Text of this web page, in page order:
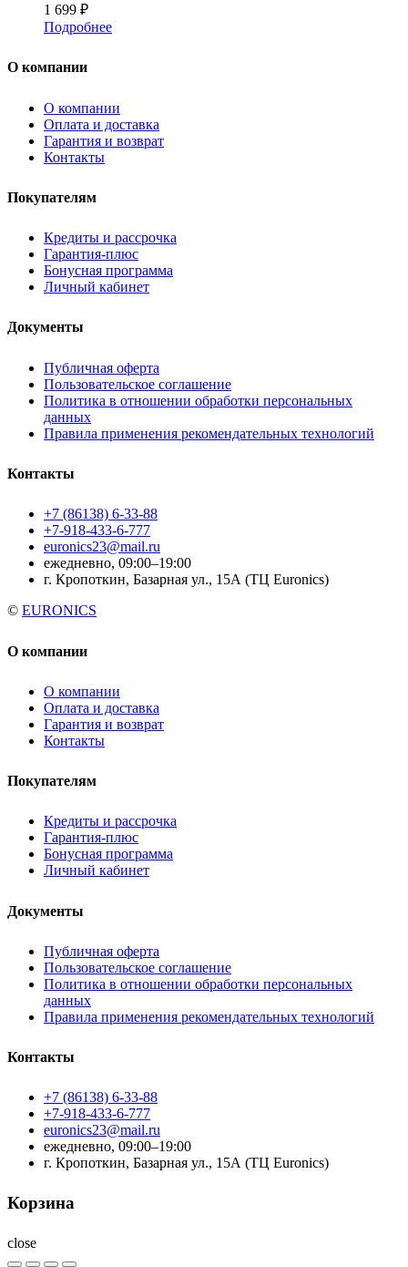
1 699 ₽
Подробнее
О компании
О компании
Оплата и доставка
Гарантия и возврат
Контакты
Покупателям
Кредиты и рассрочка
Гарантия-плюс
Бонусная программа
Личный кабинет
Документы
Публичная оферта
Пользовательское соглашение
Политика в отношении обработки персональных
данных
Правила применения рекомендательных технологий
Контакты
+7 (86138) 6-33-88
+7-918-433-6-777
euronics23@mail.ru
ежедневно, 09:00–19:00
г. Кропоткин, Базарная ул., 15А (ТЦ Euronics)
© EURONICS
О компании
О компании
Оплата и доставка
Гарантия и возврат
Контакты
Покупателям
Кредиты и рассрочка
Гарантия-плюс
Бонусная программа
Личный кабинет
Документы
Публичная оферта
Пользовательское соглашение
Политика в отношении обработки персональных
данных
Правила применения рекомендательных технологий
Контакты
+7 (86138) 6-33-88
+7-918-433-6-777
euronics23@mail.ru
ежедневно, 09:00–19:00
г. Кропоткин, Базарная ул., 15А (ТЦ Euronics)
Корзина
close